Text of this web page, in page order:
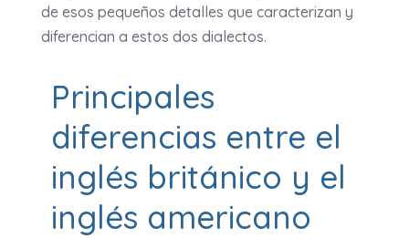
de esos pequeños detalles que caracterizan y
diferencian a estos dos dialectos.
Principales
diferencias entre el
inglés británico y el
inglés americano